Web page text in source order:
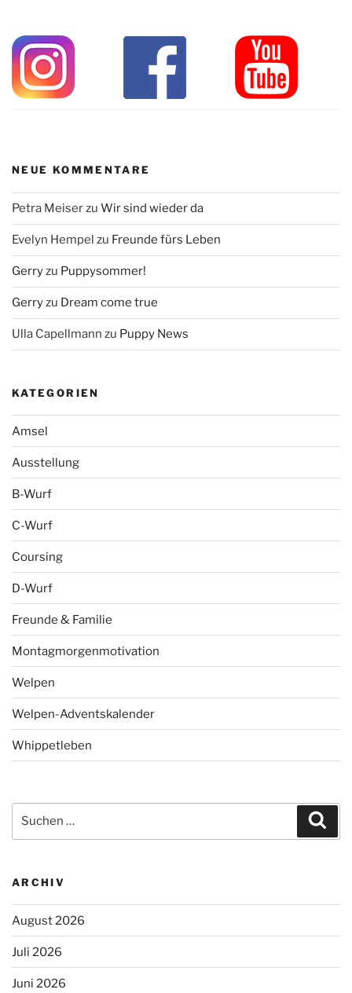
NEUE KOMMENTARE
Petra Meiserzu Wir sind wieder da
Evelyn Hempel zu Freunde fürs Leben
Gerryzu Puppysommer!
Gerryzu Dream come true
Ulla Capellmann zu Puppy News
KATEGORIEN
Amsel
Ausstellung
B-Wurf
C-Wurf
Coursing
D-Wurf
Freunde & Familie
Montagmorgenmotivation
Welpen
Welpen-Adventskalender
Whippetleben
nach:
ARCHIV
August 2026
Juli 2026
Juni 2026